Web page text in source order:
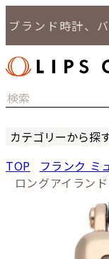
ランド時計、バ
カテゴリーから探
バッグ
小物
TOP フランク ミ
ロングアイラン